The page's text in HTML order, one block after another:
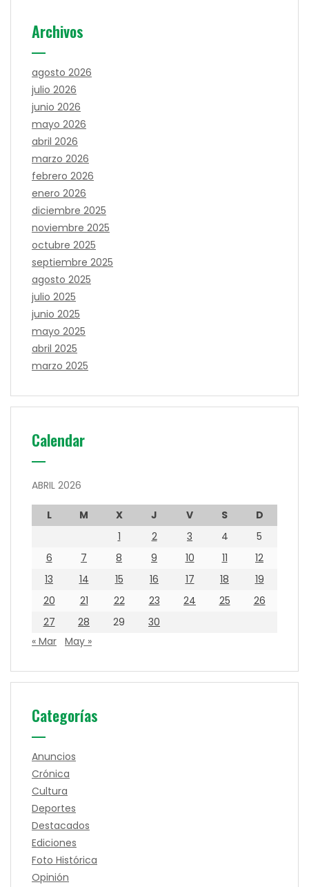
Archivos
agosto 2026
julio 2026
junio 2026
mayo 2026
abril 2026
marzo 2026
febrero 2026
enero 2026
diciembre 2025
noviembre 2025
octubre 2025
septiembre 2025
agosto 2025
julio 2025
junio 2025
mayo 2025
abril 2025
marzo 2025
Calendar
ABRIL 2026
L M X J V S
D
1
2 3 4
5
6
7 8 9 10 11
12
13
14 15 16 17 18
19
20
21 22 23 24 25
26
27
28 29
30
« Mar May »
Categorías
Anuncios
Crónica
Cultura
Deportes
Destacados
Ediciones
Foto Histórica
Opinión